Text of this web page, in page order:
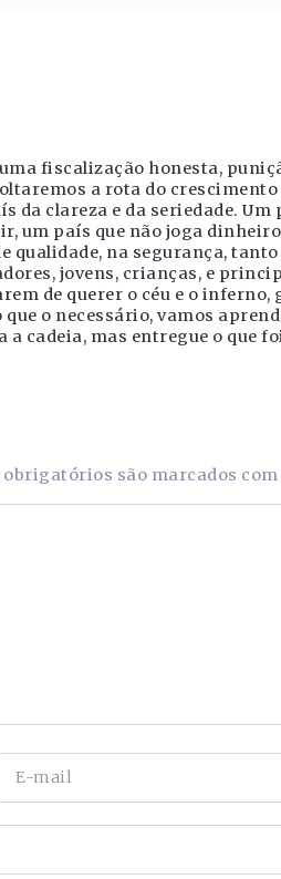
fiscalização honesta,
a rota do
clareza e da seriedade. Um
um país que não joga
qualidade, na segurança,
jovens, crianças, e
de querer o céu e o inferno,
o necessário, vamos
cadeia, mas entregue o que
obrigatórios são marcados com